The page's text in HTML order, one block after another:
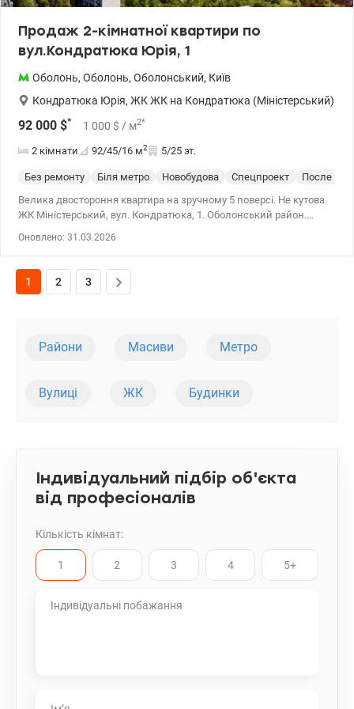
Продаж 2-кімнатної квартири по
вул.Кондратюка Юрія, 1
Оболонь, Оболонь, Оболонський, Київ
Кондратюка Юрія, ЖК ЖК на Кондратюка (Міністерський)
92 000 $* 1 000 $ / м2*
2 кімнати 92/45/16 м2 5/25 эт.
Без ремонту Біля метро Новобудова Спецпроект
После
Велика двостороння квартира на зручному 5 поверсі. Не кутова.
ЖК Міністерський, вул. Кондратюка, 1. Оболонський район.
після будівельників, стіни гіпсова штукатурка, розводка
електрики в кімнати, вода заведена в санвузли, радіатори
Оновлено: 31.03.2026
1 2 3
Райони Масиви Метро
Вулиці ЖК Будинки
Індивідуальний підбір об'єкта
від професіоналів
Кількість кімнат:
1 2 3 4 5+